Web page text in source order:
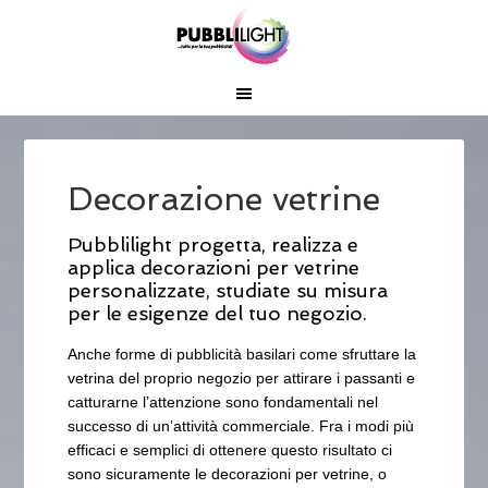
Decorazione vetrine
Pubblilight progetta, realizza e
applica decorazioni per vetrine
personalizzate, studiate su misura
per le esigenze del tuo negozio.
Anche forme di pubblicità basilari come sfruttare la
vetrina del proprio negozio per attirare i passanti e
catturarne l’attenzione sono fondamentali nel
successo di un’attività commerciale. Fra i modi più
efficaci e semplici di ottenere questo risultato ci
sono sicuramente le decorazioni per vetrine, o